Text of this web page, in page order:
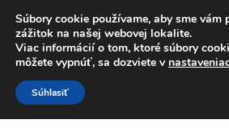
DOPRAVA od 6 EUR
Po–Pi 09:00–16:00 233 221
Preskočiť
na
navigáciu
Preskočiť
na
obsah
Súbory cookie používame, aby sme
zážitok na našej webovej lokalite.
Viac informácií o tom, ktoré súbory
môžete vypnúť, sa dozviete v
Súhlasiť